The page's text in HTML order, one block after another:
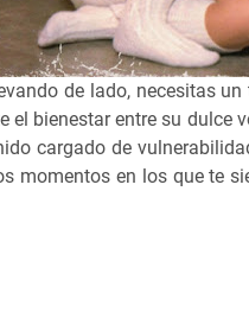
de lado, necesitas
bienestar entre su dulce
cargado de
momentos en los que te